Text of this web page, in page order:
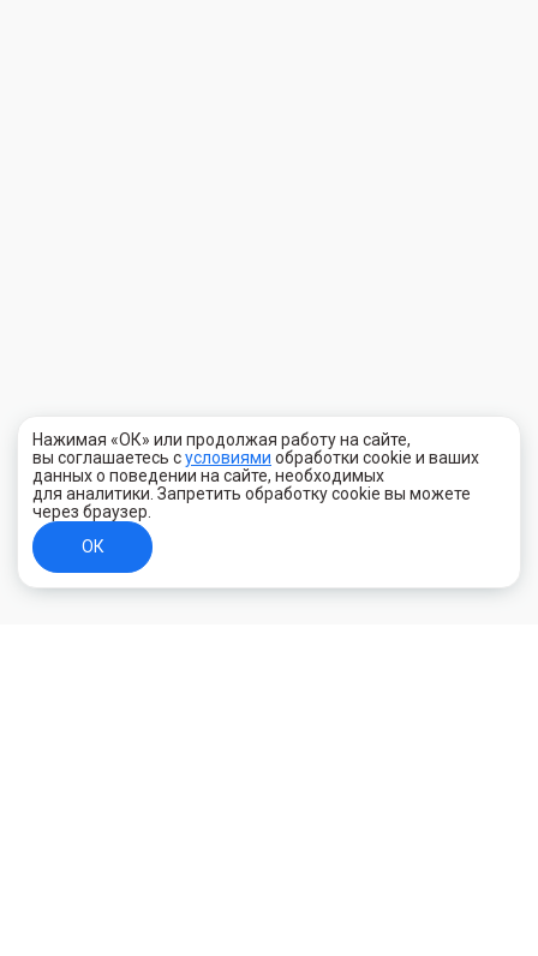
Нажимая «ОК» или продолжая работу на сайте,
вы соглашаетесь сусловиями обработки cookie и ваших
данных о поведении на сайте, необходимых
для аналитики. Запретить обработку cookie вы можете
через браузер.
ОК